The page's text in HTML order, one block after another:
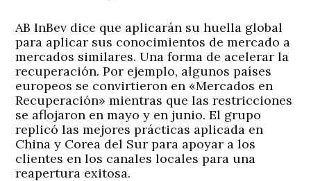
AB InBev dice que aplicarán su huella global
para aplicar sus conocimientos de mercado a
mercados similares. Una forma de acelerar la
recuperación. Por ejemplo, algunos países
europeos se convirtieron en «Mercados en
Recuperación» mientras que las restricciones
se aflojaron en mayo y en junio. El grupo
replicó las mejores prácticas aplicada en
China y Corea del Sur para apoyar a los
clientes en los canales locales para una
reapertura exitosa.